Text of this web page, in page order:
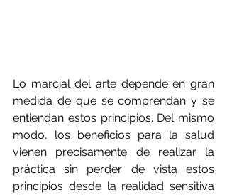
Lo marcial del arte depende en gran
medida de que se comprendan y se
entiendan estos principios. Del mismo
modo, los beneficios para la salud
vienen precisamente de realizar la
práctica sin perder de vista estos
principios desde la realidad sensitiva